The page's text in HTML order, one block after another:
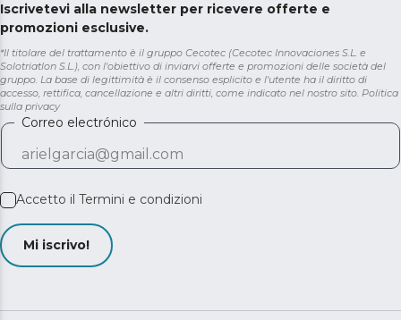
Iscrivetevi alla newsletter per ricevere offerte e
promozioni esclusive.
*Il titolare del trattamento è il gruppo Cecotec (Cecotec Innovaciones S.L. e
Solotriatlon S.L.), con l'obiettivo di inviarvi offerte e promozioni delle società del
gruppo. La base di legittimità è il consenso esplicito e l'utente ha il diritto di
accesso, rettifica, cancellazione e altri diritti, come indicato nel nostro sito. Politica
sulla privacy
Correo electrónico
Accetto il Termini e condizioni
Mi iscrivo!